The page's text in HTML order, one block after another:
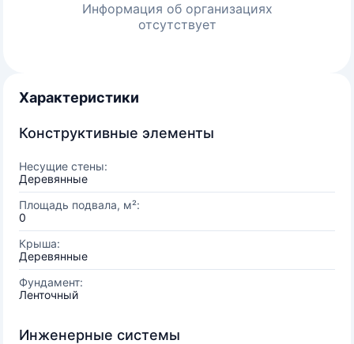
Информация об организациях
отсутствует
Характеристики
Конструктивные элементы
Несущие стены:
Деревянные
Площадь подвала, м²:
0
Крыша:
Деревянные
Фундамент:
Ленточный
Инженерные системы